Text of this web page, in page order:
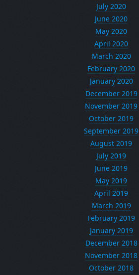
July 2020
June 2020
May 2020
April 2020
March 2020
February 2020
January 2020
December 2019
November 2019
October 2019
September 2019
August 2019
July 2019
June 2019
May 2019
April 2019
March 2019
February 2019
January 2019
December 2018
November 2018
October 2018